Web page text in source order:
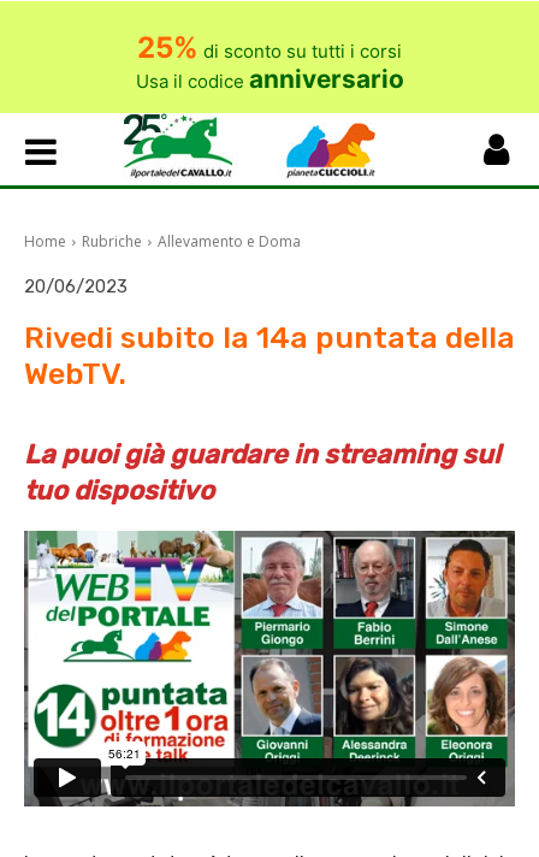
25% di sconto su tutti i corsi
Usa il codice anniversario
Home Rubriche Allevamento e Doma
20/06/2023
Rivedi subito la 14a puntata della
WebTV.
La puoi già guardare in streaming sul
tuo dispositivo